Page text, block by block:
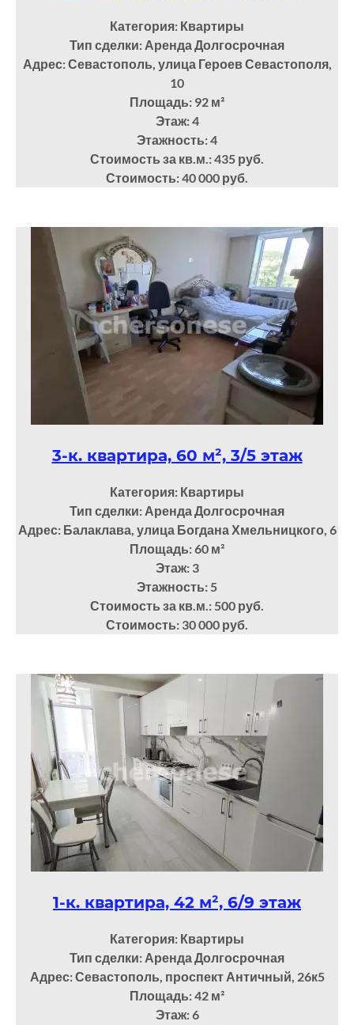
Категория: Квартиры
Тип сделки: Аренда Долгосрочная
Адрес: Севастополь, улица Героев Севастополя,
10
Площадь: 92 м²
Этаж: 4
Этажность: 4
Стоимость за кв.м.: 435 руб.
Стоимость: 40 000 руб.
3-к. квартира, 60 м², 3/5 этаж
Категория: Квартиры
Тип сделки: Аренда Долгосрочная
Адрес: Балаклава, улица Богдана Хмельницкого, 6
Площадь: 60 м²
Этаж: 3
Этажность: 5
Стоимость за кв.м.: 500 руб.
Стоимость: 30 000 руб.
1-к. квартира, 42 м², 6/9 этаж
Категория: Квартиры
Тип сделки: Аренда Долгосрочная
Адрес: Севастополь, проспект Античный, 26к5
Площадь: 42 м²
Этаж: 6